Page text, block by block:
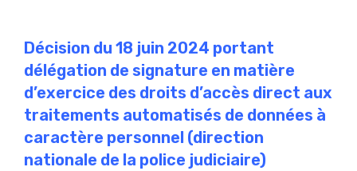
Décision du 18 juin 2024 portant
délégation de signature en matière
d’exercice des droits d’accès direct aux
traitements automatisés de données à
caractère personnel (direction
nationale de la police judiciaire)